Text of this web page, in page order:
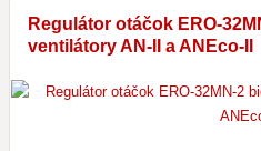
Regulátor otáčok ERO-
ventilátory AN-II a ANEco-II